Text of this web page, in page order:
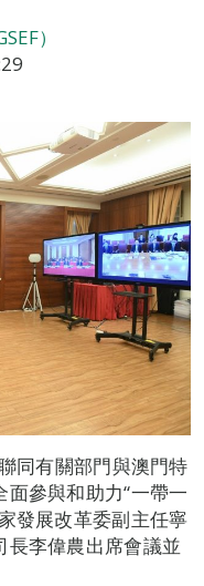
）
同有關部門與澳門特
參與和助力“一帶一
發展改革委副主任寧
長李偉農出席會議並